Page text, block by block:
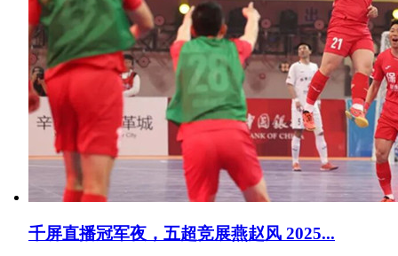
千屏直播冠军夜，五超竞展燕赵风 2025...